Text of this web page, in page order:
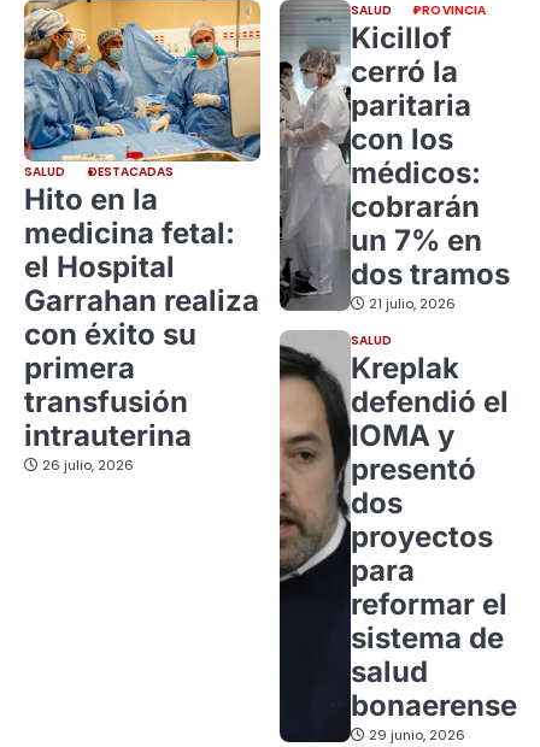
SALUD DESTACADAS
Hito en la
medicina fetal:
el Hospital
Garrahan realiza
con éxito su
primera
transfusión
intrauterina
26 julio, 2026
SALUD PROVINCIA
Kicillof
cerró la
paritaria
con los
médicos:
cobrarán
un 7% en
dos tramos
21 julio, 2026
SALUD
Kreplak
defendió el
IOMA y
presentó
dos
proyectos
para
reformar el
sistema de
salud
bonaerense
29 junio, 2026